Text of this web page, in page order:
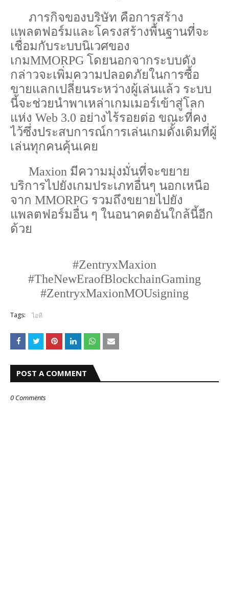
ภารกิจของบริษัท คือการสร้าง
แพลตฟอร์มและโครงสร้างพื้นฐานที่จะ
เชื่อมกับระบบนิเวศของ
เกมMMORPG โดยนอกจากระบบดัง
กล่าวจะเพิ่มความปลอดภัยในการซื้อ
ขายแลกเปลี่ยนระหว่างผู้เล่นแล้ว ระบบ
นี้จะช่วยนำพาเหล่าเกมเมอร์เข้าสู่โลก
แห่ง Web 3.0 อย่างไร้รอยต่อ ขณะที่คง
ไว้ซึ่งประสบการณ์การเล่นเกมดั้งเดิมที่ผู้
เล่นทุกคนคุ้นเคย
Maxion มีความมุ่งมั่นที่จะขยาย
บริการไปยังเกมประเภทอื่นๆ นอกเหนือ
จาก MMORPG รวมถึงขยายไปยัง
แพลตฟอร์มอื่น ๆ ในอนาคตอันใกล้นี้อีก
ด้วย
#ZentryxMaxion
#TheNewEraofBlockchainGaming
#ZentryxMaxionMOUsigning
Tags: ไอที
POST A COMMENT
0 Comments